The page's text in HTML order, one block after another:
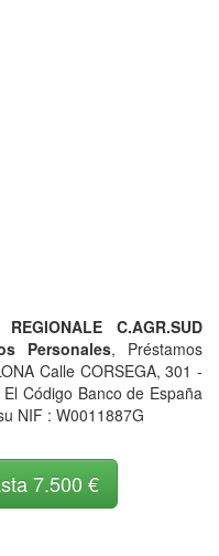
REGIONALE C.AGR.SUD
Personales, Préstamos
Calle CORSEGA, 301 -
Código Banco de España
NIF : W0011887G
7.500 €